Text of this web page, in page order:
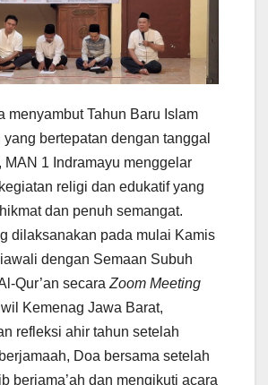
menyambut Tahun Baru Islam
bertepatan dengan tanggal
MAN 1 Indramayu menggelar
religi dan edukatif yang
dan penuh semangat.
dilaksanakan pada mulai Kamis
dengan Semaan Subuh
Qur’an secara Zoom Meeting
Kemenag Jawa Barat,
refleksi ahir tahun setelah
Doa bersama setelah
berjama’ah dan mengikuti acara